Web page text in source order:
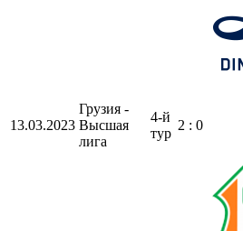
13.03.2023
Грузия -
Высшая
лига
4-й
тур
2 : 0